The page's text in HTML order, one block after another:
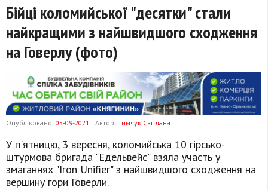
Бійці коломийської "десятки" стали
найкращими з найшвидшого сходження
на Говерлу (фото)
Опубліковано: 05-09-2021 Автор: Тимчук Світлана
У п'ятницю, 3 вересня, коломийська 10 гірсько-
штурмова бригада "Едельвейс" взяла участь у
змаганнях "Iron Unifier" з найшвидшого сходження на
вершину гори Говерли.